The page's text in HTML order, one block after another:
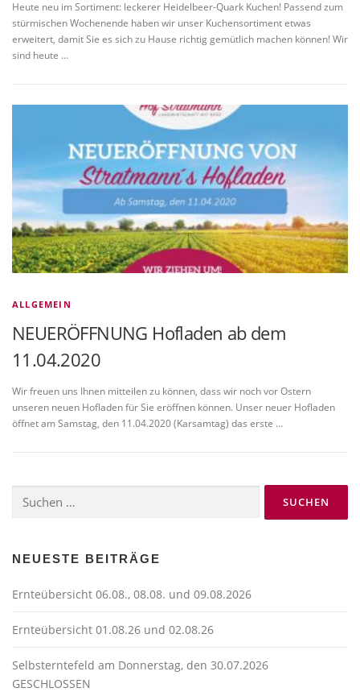
Heute neu im Sortiment: leckerer Heidelbeer-Quark Kuchen! Passend zum
stürmischen Wochenende haben wir unser Kuchensortiment etwas
erweitert, damit Sie es sich zu Hause richtig gemütlich machen können! Wir
sind heute …
ALLGEMEIN
NEUERÖFFNUNG Hofladen ab dem
11.04.2020
Wir freuen uns Ihnen mitteilen zu können, dass wir noch vor Ostern
unseren neuen Hofladen für Sie eröffnen können. Unser neuer Hofladen
öffnet am Samstag, den 11.04.2020 (Karsamtag) das erste …
nach:
NEUESTE BEITRÄGE
Ernteübersicht 06.08., 08.08. und 09.08.2026
Ernteübersicht 01.08.26 und 02.08.26
Selbsterntefeld am Donnerstag, den 30.07.2026
GESCHLOSSEN